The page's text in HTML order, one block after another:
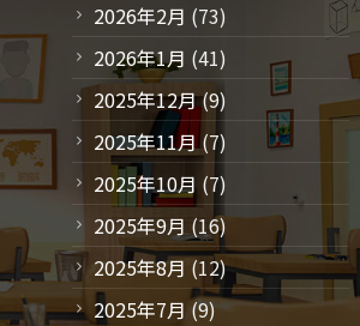
2026年2月 (73)
2026年1月 (41)
2025年12月(9)
2025年11月(7)
2025年10月 (7)
2025年9月 (16)
2025年8月 (12)
2025年7月 (9)